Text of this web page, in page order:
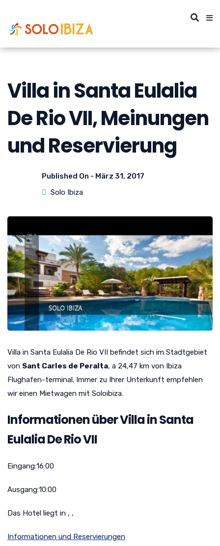
Villa in Santa Eulalia
De Rio VII, Meinungen
und Reservierung
Published On - März 31, 2017
Solo Ibiza
Villa in Santa Eulalia De Rio VII befindet sich im Stadtgebiet
von Sant Carles de Peralta, a 24,47 km von Ibiza
Flughafen-terminal. Immer zu Ihrer Unterkunft empfehlen
wir einen Mietwagen mit Soloibiza.
Informationen über Villa in Santa
Eulalia De Rio VII
Eingang:16:00
Ausgang:10:00
Das Hotel liegt in , ,
Informationen und Reservierungen